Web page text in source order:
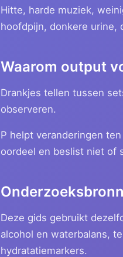
Hitte, harde muziek,
hoofdpijn, donkere urine,
Waarom output
Drankjes tellen tussen
observeren.
P helpt veranderingen
oordeel en beslist niet of
Deze gids gebruikt
alcohol en waterbalans,
hydratatiemarkers.